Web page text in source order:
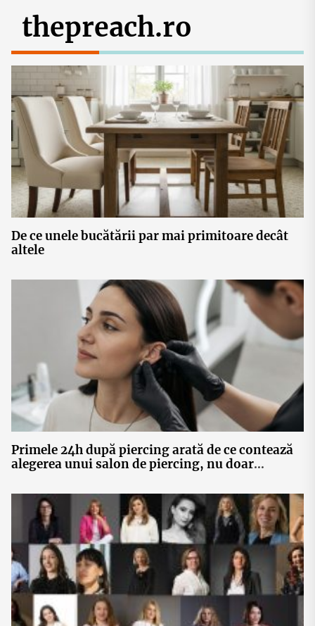
thepreach.ro
De ce unele bucătării par mai primitoare decât
altele
Primele 24h după piercing arată de ce contează
alegerea unui salon de piercing, nu doar